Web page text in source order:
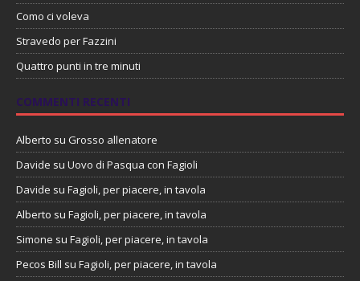
Como ci voleva
Stravedo per Fazzini
Quattro punti in tre minuti
COMMENTI RECENTI
Alberto su Grosso allenatore
Davide su Uovo di Pasqua con Fagioli
Davide su Fagioli, per piacere, in tavola
Alberto su Fagioli, per piacere, in tavola
Simone su Fagioli, per piacere, in tavola
Pecos Bill su Fagioli, per piacere, in tavola